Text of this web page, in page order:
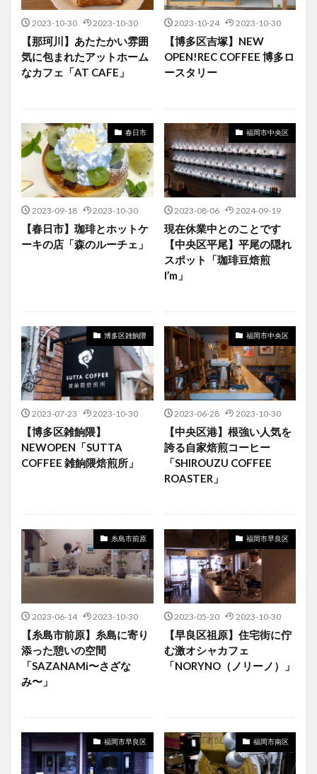
2023-10-30 2023-10-30
【那珂川】あたたかい雰囲
気に包まれたアットホーム
なカフェ「AT CAFE」
2023-10-24 2023-10-30
【博多区吉塚】NEW
OPEN!REC COFFEE 博多ロ
ースタリー
春日市
2023-09-18 2023-10-30
【春日市】珈琲とホットケ
ーキの店「森のルーチェ」
福岡市中央区
2023-08-06 2024-09-19
現在休業中とのことです
【中央区平尾】平尾の隠れ
スポット「珈琲豆焙煎
I’m」
博多区雑餉隈
2023-07-23 2023-10-30
【博多区雑餉隈】
NEWOPEN「SUTTA
COFFEE 雑餉隈焙煎所」
福岡市中央区
2023-06-28 2023-10-30
【中央区港】根強い人気を
誇る自家焙煎コーヒー
「SHIROUZU COFFEE
ROASTER」
糸島市前原
2023-06-14 2023-10-30
【糸島市前原】糸島に寄り
添った憩いの空間
「SAZANAMi〜さざな
み〜」
福岡市早良区
2023-05-20 2023-10-30
【早良区祖原】住宅街に佇
む激オシャカフェ
「NORYNO（ノリーノ）」
福岡市早良区 福岡市南区